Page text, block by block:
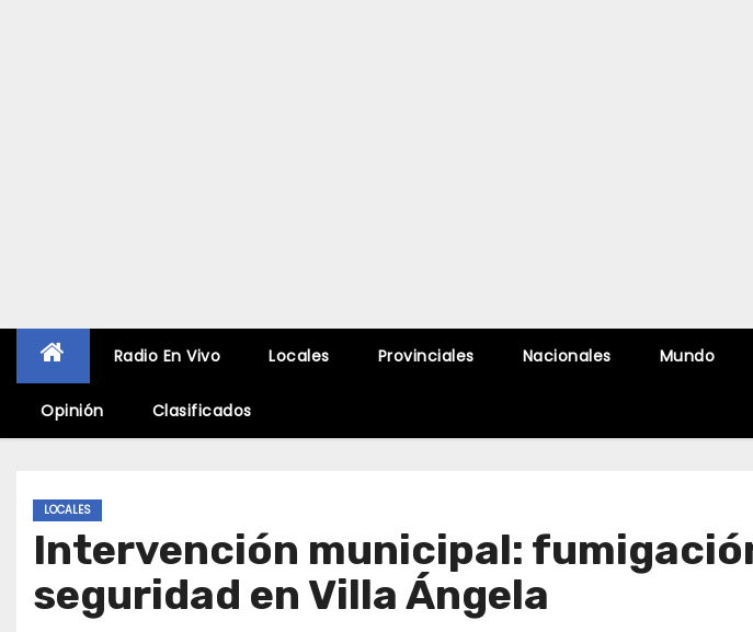
Radio En Vivo Locales Provinciales Nacionales Mundo
Opinión Clasificados
LOCALES
Intervención municipal:
seguridad en Villa Ángela